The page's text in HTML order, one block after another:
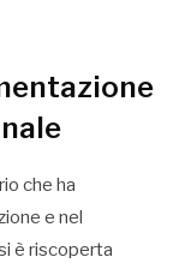
che ha
e nel
è riscoperta